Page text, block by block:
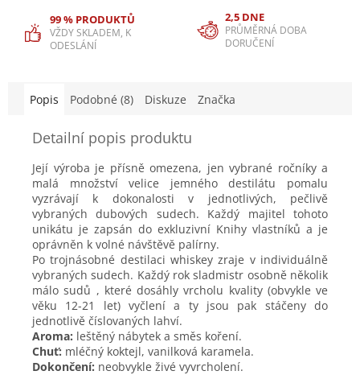
99 % PRODUKTŮ
VŽDY SKLADEM, K
ODESLÁNÍ
2,5 DNE
PRŮMĚRNÁ DOBA
DORUČENÍ
Popis Podobné (8) Diskuze Značka
Detailní popis produktu
Její výroba je přísně omezena, jen vybrané ročníky a
malá množství velice jemného destilátu pomalu
vyzrávají k dokonalosti v jednotlivých, pečlivě
vybraných dubových sudech. Každý majitel tohoto
unikátu je zapsán do exkluzivní Knihy vlastníků a je
oprávněn k volné návštěvě palírny.
Po trojnásobné destilaci whiskey zraje v individuálně
vybraných sudech. Každý rok sladmistr osobně několik
málo sudů , které dosáhly vrcholu kvality (obvykle ve
věku 12-21 let) vyčlení a ty jsou pak stáčeny do
jednotlivě číslovaných lahví.
Aroma: leštěný nábytek a směs koření.
Chuť: mléčný koktejl, vanilková karamela.
Dokončení: neobvykle živé vyvrcholení.